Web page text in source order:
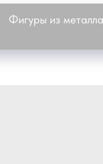
Фигуры из металла